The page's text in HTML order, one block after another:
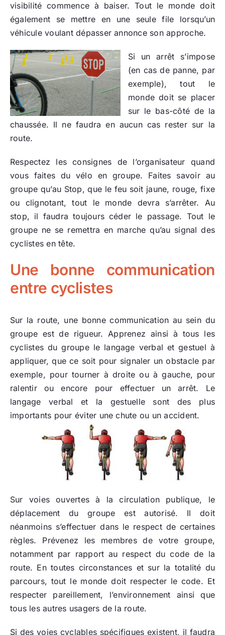
visibilité commence à baiser. Tout le monde doit
également se mettre en une seule file lorsqu’un
véhicule voulant dépasser annonce son approche.
Si un arrêt s’impose
(en cas de panne, par
exemple), tout le
monde doit se placer
sur le bas-côté de la
chaussée. Il ne faudra en aucun cas rester sur la
route.
Respectez les consignes de l’organisateur quand
vous faites du vélo en groupe. Faites savoir au
groupe qu’au Stop, que le feu soit jaune, rouge, fixe
ou clignotant, tout le monde devra s’arrêter. Au
stop, il faudra toujours céder le passage. Tout le
groupe ne se remettra en marche qu’au signal des
cyclistes en tête.
Une bonne communication
entre cyclistes
Sur la route, une bonne communication au sein du
groupe est de rigueur. Apprenez ainsi à tous les
cyclistes du groupe le langage verbal et gestuel à
appliquer, que ce soit pour signaler un obstacle par
exemple, pour tourner à droite ou à gauche, pour
ralentir ou encore pour effectuer un arrêt. Le
langage verbal et la gestuelle sont des plus
importants pour éviter une chute ou un accident.
Sur voies ouvertes à la circulation publique, le
déplacement du groupe est autorisé. Il doit
néanmoins s’effectuer dans le respect de certaines
règles. Prévenez les membres de votre groupe,
notamment par rapport au respect du code de la
route. En toutes circonstances et sur la totalité du
parcours, tout le monde doit respecter le code. Et
respecter pareillement, l’environnement ainsi que
tous les autres usagers de la route.
Si des voies cyclables spécifiques existent, il faudra